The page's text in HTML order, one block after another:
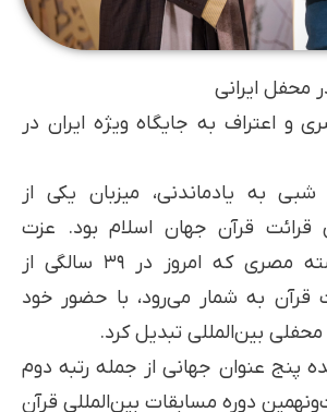
ایرانی
و اعتراف به جایگاه ویژه ایران در
به یادماندنی، میزبان یکی از
قرآن جهان اسلام بود. عزت
راشد، قاری برجسته مصری که امروز در ۳۹ سالگی از
قرآن به شمار می‌رود، با حضور خود
بین‌المللی تبدیل کرد.
پنج عنوان جهانی از جمله رتبه دوم
دوره مسابقات بین‌المللی قرآن